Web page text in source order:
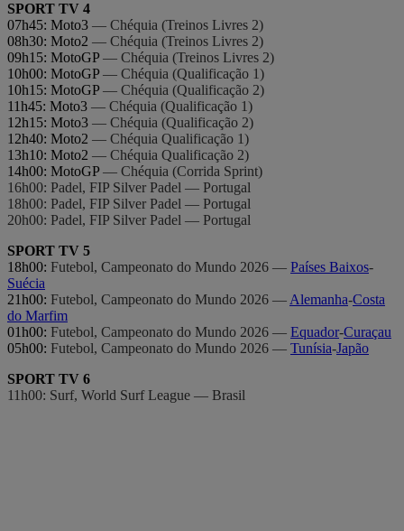
SPORT TV 4
07h45: Moto3 — Chéquia (Treinos Livres 2)
08h30: Moto2 — Chéquia (Treinos Livres 2)
09h15: MotoGP— Chéquia (Treinos Livres 2)
10h00: MotoGP— Chéquia (Qualificação 1)
10h15: MotoGP— Chéquia (Qualificação 2)
11h45: Moto3 — Chéquia (Qualificação 1)
12h15: Moto3 — Chéquia (Qualificação 2)
12h40: Moto2 — Chéquia Qualificação 1)
13h10: Moto2 — Chéquia Qualificação 2)
14h00: MotoGP— Chéquia (Corrida Sprint)
16h00: Padel, FIP Silver Padel — Portugal
18h00: Padel, FIP Silver Padel — Portugal
20h00: Padel, FIP Silver Padel — Portugal
SPORT TV 5
18h00: Futebol, Campeonato do Mundo 2026 — Países Baixos-
Suécia
21h00: Futebol, Campeonato do Mundo 2026 — Alemanha-Costa
do Marfim
01h00: Futebol, Campeonato do Mundo 2026 — Equador-Curaçau
05h00: Futebol, Campeonato do Mundo 2026 — Tunísia-Japão
SPORT TV 6
11h00: Surf, World Surf League — Brasil